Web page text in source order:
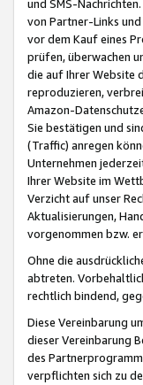
und SMS-
von Partner-Links
vor dem Kauf eines
prüfen, überwachen
die auf Ihrer Website
reproduzieren,
Amazon-
Sie bestätigen und
(Traffic) anregen
Unternehmen
Ihrer Website im
Verzicht auf unser
Aktualisierungen,
vorgenommen bzw.
Ohne die
abtreten.
rechtlich bindend,
Diese Vereinbarung
dieser Vereinbarung
des
verpflichten sich zu